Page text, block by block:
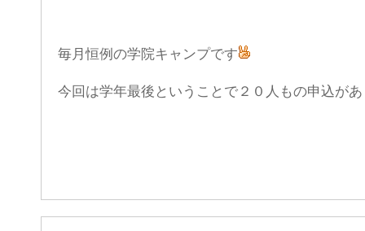
毎月恒例の学院キャンプです
今回は学年最後ということで２０人もの申込が